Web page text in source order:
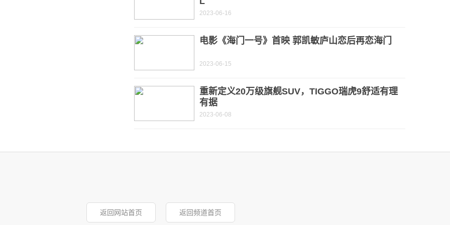
2023-06-16
电影《海门一号》首映 郭凯敏庐山恋后再恋海门
2023-06-15
重新定义20万级旗舰SUV，TIGGO瑞虎9舒适有理
有据
2023-06-08
返回网站首页 返回频道首页